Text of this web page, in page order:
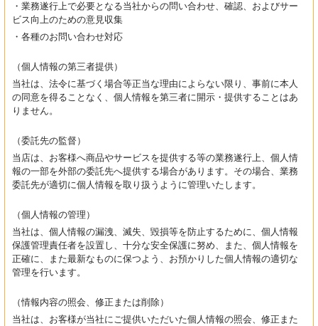
・業務遂行上で必要となる当社からの問い合わせ、確認、およびサー
ビス向上のための意見収集
・各種のお問い合わせ対応
（個人情報の第三者提供）
当社は、法令に基づく場合等正当な理由によらない限り、事前に本人
の同意を得ることなく、個人情報を第三者に開示・提供することはあ
りません。
（委託先の監督）
当店は、お客様へ商品やサービスを提供する等の業務遂行上、個人情
報の一部を外部の委託先へ提供する場合があります。その場合、業務
委託先が適切に個人情報を取り扱うように管理いたします。
（個人情報の管理）
当社は、個人情報の漏洩、滅失、毀損等を防止するために、個人情報
保護管理責任者を設置し、十分な安全保護に努め、また、個人情報を
正確に、また最新なものに保つよう、お預かりした個人情報の適切な
管理を行います。
（情報内容の照会、修正または削除）
当社は、お客様が当社にご提供いただいた個人情報の照会、修正また